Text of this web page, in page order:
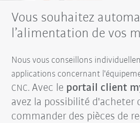
Vous souhaitez
l’alimentation de vos
Nous vous conseillons
applications concernant
CNC. Avec le portail client
avez la possibilité d'acheter
commander des pièces de